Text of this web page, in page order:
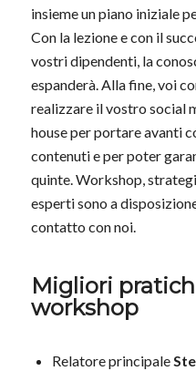
insieme un piano iniziale
Con la lezione e con il
vostri dipendenti, la
espanderà. Alla fine, voi
realizzare il vostro social
house per portare avanti
contenuti e per poter
quinte. Workshop,
esperti sono a
contatto con noi.
Migliori
workshop
Relatore principale